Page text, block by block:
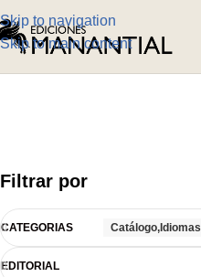
Skip to navigation
Skip to main content
Filtrar por
CATEGORIAS Catálogo,Idiomas
EDITORIAL